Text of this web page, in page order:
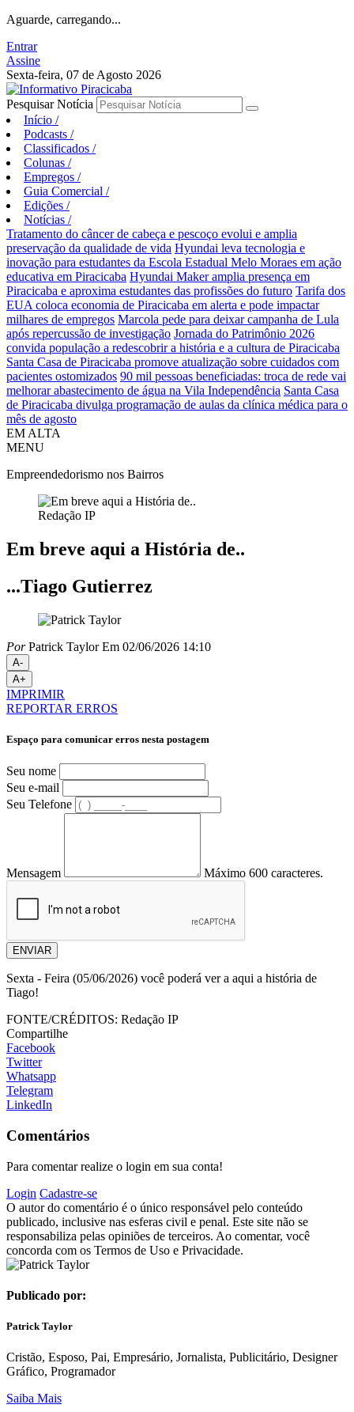
Aguarde, carregando...
Entrar
Assine
Sexta-feira, 07 de Agosto 2026
Pesquisar Notícia
Início /
Podcasts /
Classificados /
Colunas /
Empregos /
Guia Comercial /
Edições /
Notícias /
Tratamento do câncer de cabeça e pescoço evolui e amplia
preservação da qualidade de vida Hyundai leva tecnologia e
inovação para estudantes da Escola Estadual Melo Moraes em ação
educativa em Piracicaba Hyundai Maker amplia presença em
Piracicaba e aproxima estudantes das profissões do futuro Tarifa dos
EUA coloca economia de Piracicaba em alerta e pode impactar
milhares de empregos Marcola pede para deixar campanha de Lula
após repercussão de investigação Jornada do Patrimônio 2026
convida população a redescobrir a história e a cultura de Piracicaba
Santa Casa de Piracicaba promove atualização sobre cuidados com
pacientes ostomizados 90 mil pessoas beneficiadas: troca de rede vai
melhorar abastecimento de água na Vila Independência Santa Casa
de Piracicaba divulga programação de aulas da clínica médica para o
mês de agosto
EM ALTA
MENU
Empreendedorismo nos Bairros
Redação IP
Em breve aqui a História de..
...Tiago Gutierrez
PorPatrick Taylor Em 02/06/2026 14:10
A-
A+
IMPRIMIR
REPORTAR ERROS
Espaço para comunicar erros nesta postagem
Seu nome
Seu e-mail
Seu Telefone
Mensagem Máximo 600 caracteres.
ENVIAR
Sexta - Feira (05/06/2026) você poderá ver a aqui a história de
Tiago!
FONTE/CRÉDITOS: Redação IP
Compartilhe
Facebook
Twitter
Whatsapp
Telegram
LinkedIn
Comentários
Para comentar realize o login em sua conta!
Login Cadastre-se
O autor do comentário é o único responsável pelo conteúdo
publicado, inclusive nas esferas civil e penal. Este site não se
responsabiliza pelas opiniões de terceiros. Ao comentar, você
concorda com os Termos de Uso e Privacidade.
Publicado por:
Patrick Taylor
Cristão, Esposo, Pai, Empresário, Jornalista, Publicitário, Designer
Gráfico, Programador
Saiba Mais